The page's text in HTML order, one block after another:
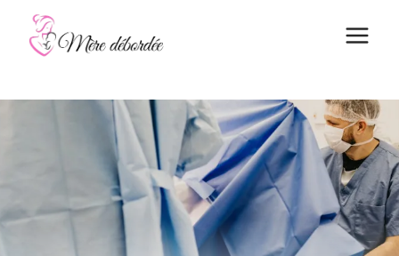
contenu